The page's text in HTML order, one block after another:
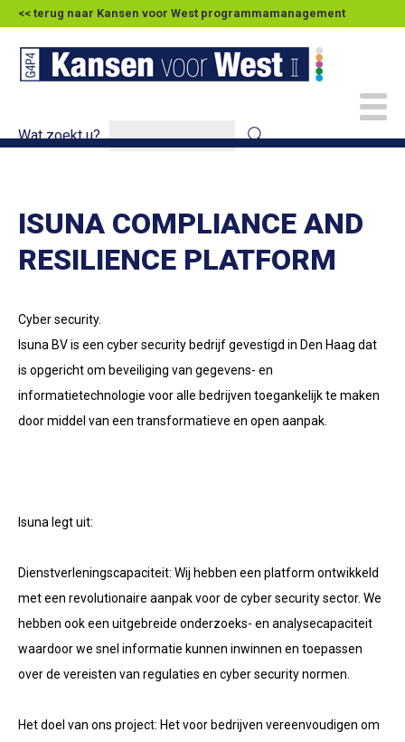
<< terug naar Kansen voor West programmamanagement
Wat zoekt u?
ISUNA COMPLIANCE AND
RESILIENCE PLATFORM
Cyber security.
Isuna BV is een cyber security bedrijf gevestigd in Den Haag dat
is opgericht om beveiliging van gegevens- en
informatietechnologie voor alle bedrijven toegankelijk te maken
door middel van een transformatieve en open aanpak.
Isuna legt uit:
Dienstverleningscapaciteit: Wij hebben een platform ontwikkeld
met een revolutionaire aanpak voor de cyber security sector. We
hebben ook een uitgebreide onderzoeks- en analysecapaciteit
waardoor we snel informatie kunnen inwinnen en toepassen
over de vereisten van regulaties en cyber security normen.
Het doel van ons project: Het voor bedrijven vereenvoudigen om